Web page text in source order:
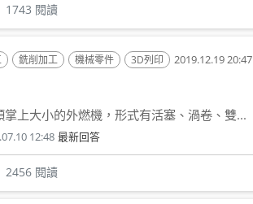
1743 閱讀
銑削加工 機械零件 3D列印 2019.12.19 20:47
上大小的外燃機，形式有活塞、渦卷、雙...
12:48 最新回答
2456 閱讀